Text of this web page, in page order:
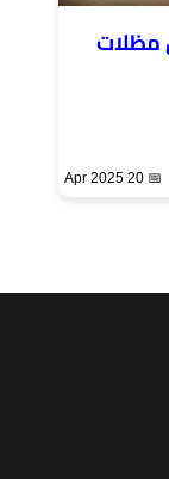
مظلات
📅 20 Apr 2025